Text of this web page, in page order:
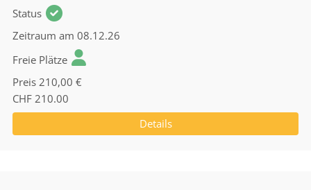
Status
Zeitraum am 08.12.26
Freie Plätze
Preis 210,00 €
CHF 210.00
Details